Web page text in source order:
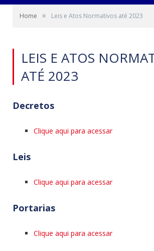
Home » Leis e Atos Normativos até 2023
LEIS E ATOS
ATÉ 2023
Decretos
Clique aqui para acessar
Leis
Clique aqui para acessar
Portarias
Clique aqui para acessar